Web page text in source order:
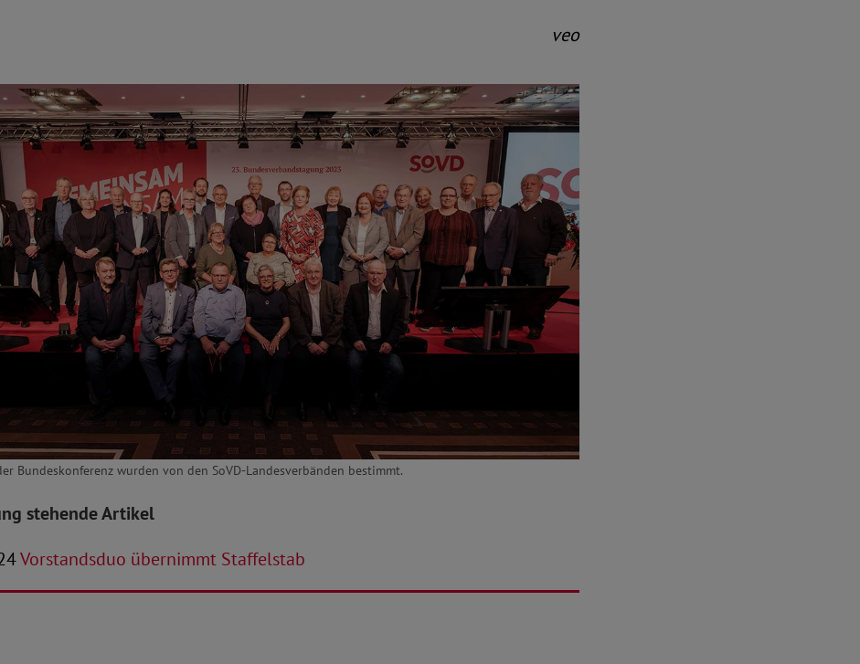
veo
Bundeskonferenz wurden von den SoVD-Landesverbänden bestimmt.
stehende Artikel
Vorstandsduo übernimmt Staffelstab